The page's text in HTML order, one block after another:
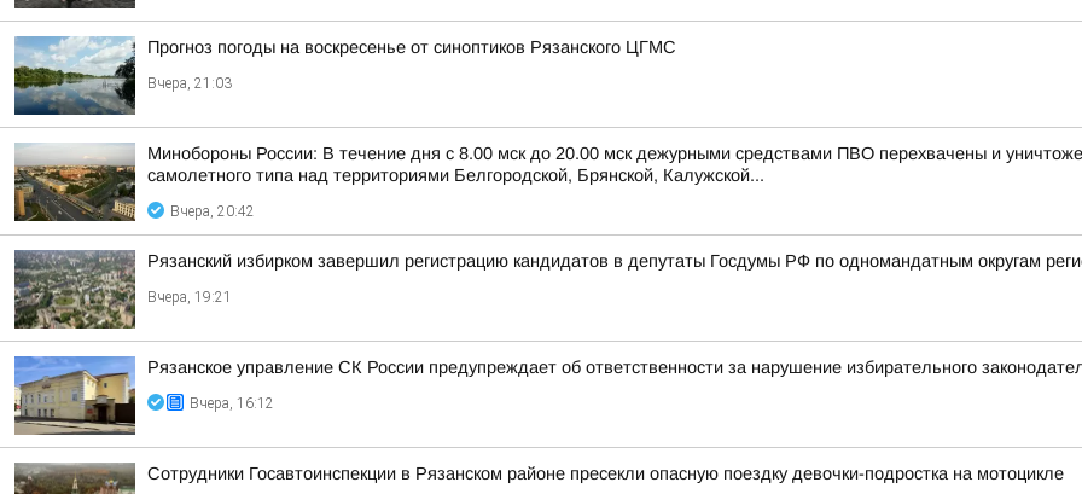
Прогноз погоды на воскресенье от синоптиков Рязанского ЦГМС
Вчера, 21:03
Минобороны России: В течение дня с 8.00 мск до 20.00 мск дежурными средствами ПВО перехвачены и
самолетного типа над территориями Белгородской, Брянской, Калужской...
Вчера, 20:42
Рязанский избирком завершил регистрацию кандидатов в депутаты Госдумы РФ по одномандатным округам
Вчера, 19:21
Рязанское управление СК России предупреждает об ответственности за нарушение избирательного
Вчера, 16:12
Сотрудники Госавтоинспекции в Рязанском районе пресекли опасную поездку девочки-подростка на мотоцикле